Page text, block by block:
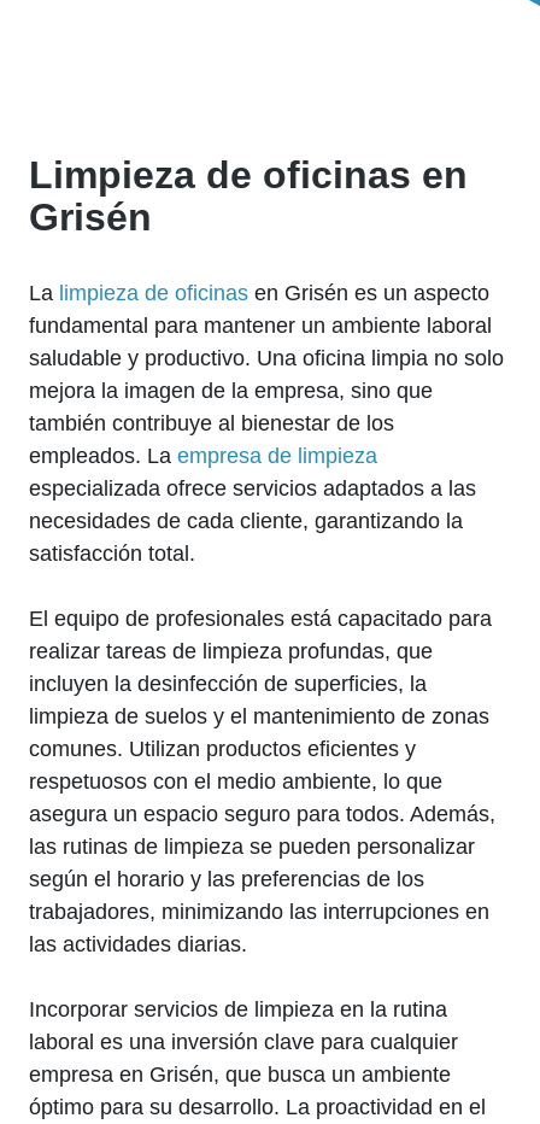
Limpieza de oficinas en
Grisén
La limpieza de oficinas en Grisén es un aspecto
fundamental para mantener un ambiente laboral
saludable y productivo. Una oficina limpia no solo
mejora la imagen de la empresa, sino que
también contribuye al bienestar de los
empleados. La empresa de limpieza
especializada ofrece servicios adaptados a las
necesidades de cada cliente, garantizando la
satisfacción total.
El equipo de profesionales está capacitado para
realizar tareas de limpieza profundas, que
incluyen la desinfección de superficies, la
limpieza de suelos y el mantenimiento de zonas
comunes. Utilizan productos eficientes y
respetuosos con el medio ambiente, lo que
asegura un espacio seguro para todos. Además,
las rutinas de limpieza se pueden personalizar
según el horario y las preferencias de los
trabajadores, minimizando las interrupciones en
las actividades diarias.
Incorporar servicios de limpieza en la rutina
laboral es una inversión clave para cualquier
empresa en Grisén, que busca un ambiente
óptimo para su desarrollo. La proactividad en el